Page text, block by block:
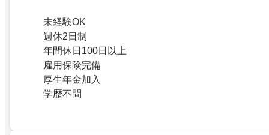
未経験OK
週休2日制
年間休日100日以上
雇用保険完備
厚生年金加入
学歴不問